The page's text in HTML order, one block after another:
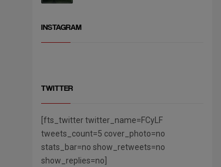
INSTAGRAM
TWITTER
[fts_twitter twitter_name=FCyLF
tweets_count=5 cover_photo=no
stats_bar=no show_retweets=no
show_replies=no]